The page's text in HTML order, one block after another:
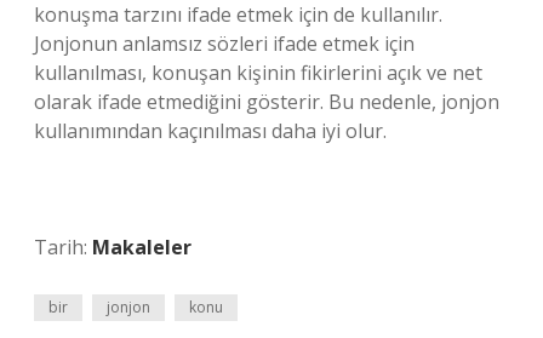
konuşma tarzını ifade etmek için de kullanılır.
Jonjonun anlamsız sözleri ifade etmek için
kullanılması, konuşan kişinin fikirlerini açık ve net
olarak ifade etmediğini gösterir. Bu nedenle, jonjon
kullanımından kaçınılması daha iyi olur.
Tarih: Makaleler
bir jonjon konu